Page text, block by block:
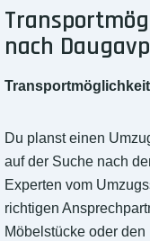
nach
Du planst einen
auf der Suche nach
Experten vom
richtigen
Möbelstücke oder